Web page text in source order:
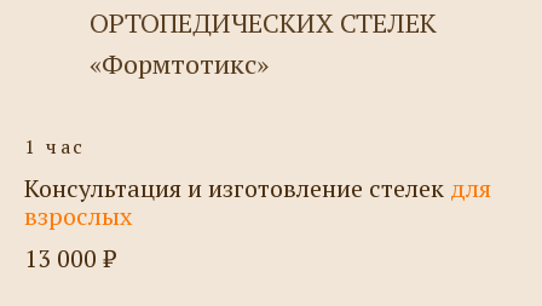
ОРТОПЕДИЧЕСКИХ СТЕЛЕК
«Формтотикс»
1 час
Консультация и изготовление стелек для
взрослых
13 000 ₽